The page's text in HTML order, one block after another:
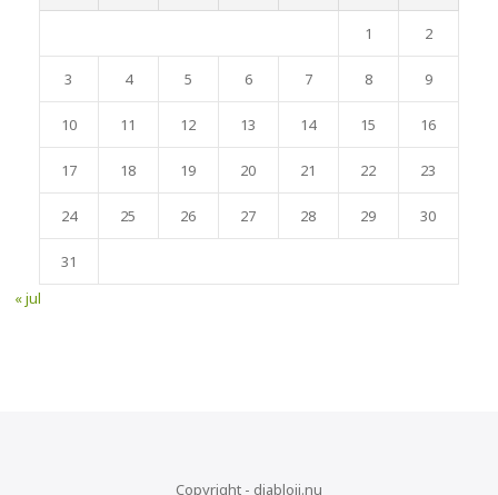
1 2
3 4 5 6 7 8 9
10 11 12 13 14 15 16
17 18 19 20 21 22 23
24 25 26 27 28 29 30
31
« jul